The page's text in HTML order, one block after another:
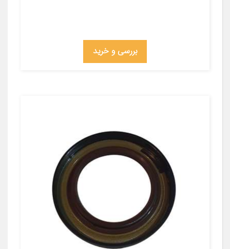
بررسی و خرید